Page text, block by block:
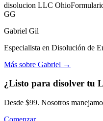
disolucion LLC Ohio
GG
Gabriel Gil
Especialista en Disolución de
Más sobre Gabriel →
¿Listo para disolver tu
Desde $99. Nosotros
Comenzar